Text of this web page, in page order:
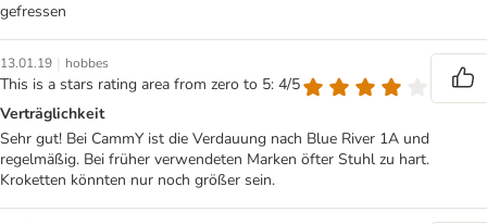
gefressen
13.01.19 | hobbes
This is a stars rating area from zero to 5: 4/5
Verträglichkeit
Sehr gut! Bei CammY ist die Verdauung nach Blue River 1A und
regelmäßig. Bei früher verwendeten Marken öfter Stuhl zu hart.
Kroketten könnten nur noch größer sein.